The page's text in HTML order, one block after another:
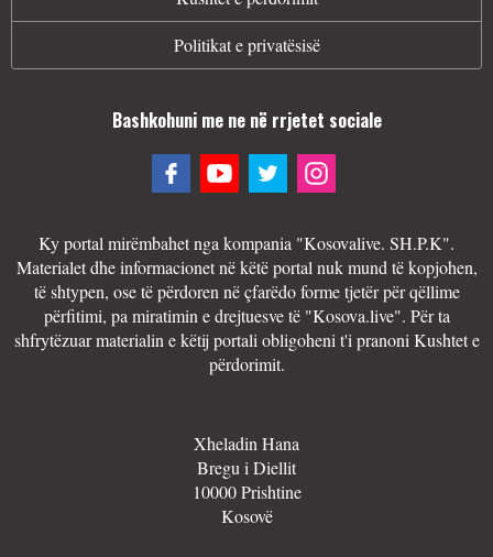
Politikat e privatësisë
Bashkohuni me ne në rrjetet sociale
Ky portal mirëmbahet nga kompania "Kosovalive. SH.P.K".
Materialet dhe informacionet në këtë portal nuk mund të kopjohen,
të shtypen, ose të përdoren në çfarëdo forme tjetër për qëllime
përfitimi, pa miratimin e drejtuesve të "Kosova.live". Për ta
shfrytëzuar materialin e këtij portali obligoheni t'i pranoni Kushtet e
përdorimit.
Xheladin Hana
Bregu i Diellit
10000 Prishtine
Kosovë